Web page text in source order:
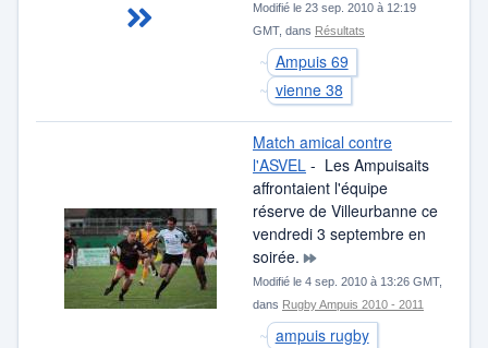
Modifié le 23 sep. 2010 à 12:19
GMT, dans Résultats
Ampuis 69
vienne 38
Match amical contre
l'ASVEL - Les Ampuisaits
affrontaient l'équipe
réserve de Villeurbanne ce
vendredi 3 septembre en
soirée.
Modifié le 4 sep. 2010 à 13:26 GMT,
dans Rugby Ampuis 2010 - 2011
ampuis rugby